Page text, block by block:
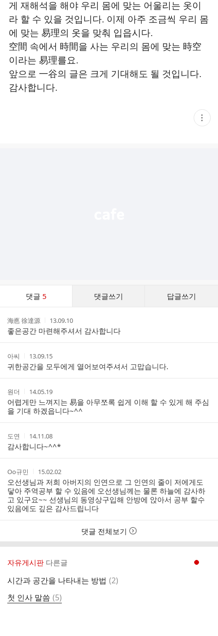
게 재해석을 해야 우리 몸에 맞는 어울리는 옷이
라 할 수 있을 것입니다. 이제 아주 조금씩 우리 몸
에 맞는 易理의 옷을 맞춰 입읍시다.
空間 속에서 時間을 사는 우리의 몸에 맞는 時空
이라는 易理를요.
앞으로 一谷의 글은 크게 기대해도 될 것입니다.
감사합니다.
현
재
댓글 5 댓글쓰기 답글쓰기
스
작
성
자
海悳 徐達源
작
성
시
간
13.09.10
좋은공간 마련해주셔서 감사합니다
작
성
자
아씨
작
성
시
간
13.09.15
귀한공간을 모두에게 열어보여주셔서 고맙습니다.
작
성
자
원더
작
성
시
간
14.05.19
어렵게만 느껴지는 易을 아무쪼록 쉽게 이해 할 수 있게 해 주심
을 기대 하겠읍니다~^^
작
성
자
도연
작
성
시
간
14.11.08
감사합니다~^^*
작
성
자
Oo규민
작
성
시
간
15.02.02
오선생님과 저희 아버지의 인연으로 그 인연의 줄이 저에게도
닿아 주역공부 할 수 있음에 오선생님께는 물론 하늘에 감사하
고 있구요~~ 선생님의 동영상구입해 안방에 앉아서 공부 할수
있음에도 깊은 감사드립니다
댓글 전체보기
자유게시판 다른글
시간과 공간을 나타내는 방법 댓
(2)
첫 인사 말씀 댓
글
(5)